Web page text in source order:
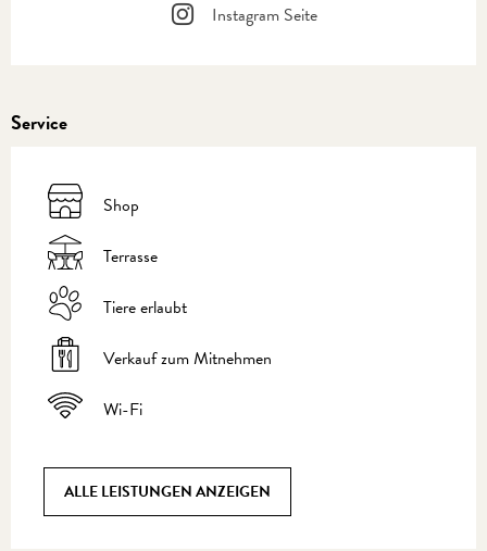
Instagram Seite
Service
Shop
Terrasse
Tiere erlaubt
Verkauf zum Mitnehmen
Wi-Fi
ALLE LEISTUNGEN ANZEIGEN